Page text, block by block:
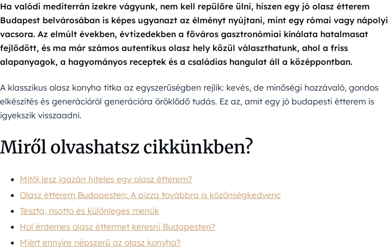
Ha valódi mediterrán ízekre vágyunk, nem kell repülőre ülni, hiszen egy jó olasz étterem
Budapest belvárosában is képes ugyanazt az élményt nyújtani, mint egy római vagy nápolyi
vacsora. Az elmúlt években, évtizedekben a főváros gasztronómiai kínálata hatalmasat
fejlődött, és ma már számos autentikus olasz hely közül választhatunk, ahol a friss
alapanyagok, a hagyományos receptek és a családias hangulat áll a középpontban.
A klasszikus olasz konyha titka az egyszerűségben rejlik: kevés, de minőségi hozzávaló, gondos
elkészítés és generációról generációra öröklődő tudás. Ez az, amit egy jó budapesti étterem is
igyekszik visszaadni.
Miről olvashatsz cikkünkben?
Mitől lesz igazán hiteles egy olasz étterem?
Olasz étterem Budapesten: A pizza továbbra is közönségkedvenc
Tészta, risotto és különleges menük
Hol érdemes olasz éttermet keresni Budapesten?
Miért ennyire népszerű az olasz konyha?